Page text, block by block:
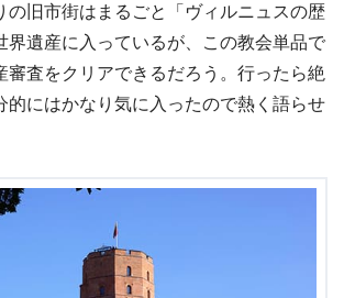
の旧市街はまるごと「ヴィルニュスの歴
界遺産に入っているが、この教会単品で
審査をクリアできるだろう。行ったら絶
的にはかなり気に入ったので熱く語らせ